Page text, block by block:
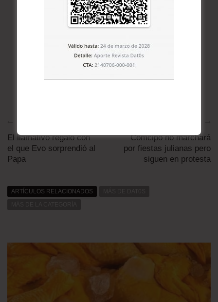
El llamativo regalo con
el que Evo sorprendió al
Papa
Comcipo no marchará
por fiestas julianas pero
siguen en protesta
ARTÍCULOS RELACIONADOS